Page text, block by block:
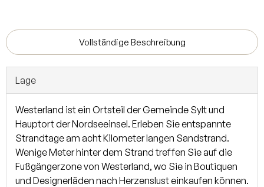
Dieses perfekt konzipierte Familienhaus ist wie folgt
aufgeteilt: Wohnraum mit Südterrasse, sep.
Elternschlafzimmer, Duschbad, Wohn-/Eßküche,
Hauswirtschaftsraum. Über die großzügige Diele des
Erdgeschosses gelangen Sie in das Obergeschoß. Hier
verfügen Sie über 3 weitere Schlafzimmer, 1 Arbeitszimmer
und ein Dusch-/Wannenbad.
Vollständige Beschreibung
Lage
Westerland ist ein Ortsteil der Gemeinde Sylt und
Hauptort der Nordseeinsel. Erleben Sie entspannte
Strandtage am acht Kilometer langen Sandstrand.
Wenige Meter hinter dem Strand treffen Sie auf die
Fußgängerzone von Westerland, wo Sie in Boutiquen
und Designerläden nach Herzenslust einkaufen können.